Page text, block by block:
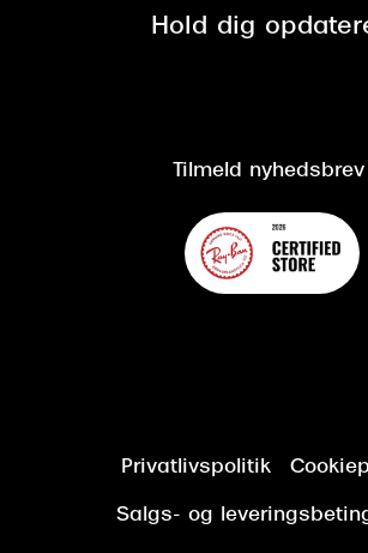
Spørgsmål & svar (FAQ)
Cookiepolitik
Hold dig
Tilmeld nyhedsbrev
Privatlivspolitik
Salgs- og